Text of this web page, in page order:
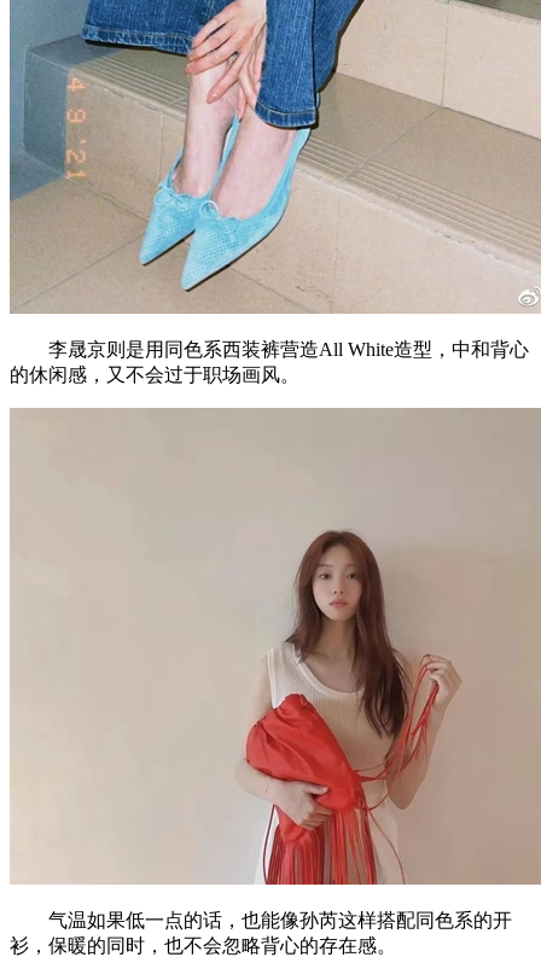
李晟京则是用同色系西装裤营造All White造型，中和背心
的休闲感，又不会过于职场画风。
气温如果低一点的话，也能像孙芮这样搭配同色系的开
衫，保暖的同时，也不会忽略背心的存在感。